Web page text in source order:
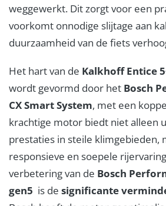
weggewerkt. Dit zorgt voor een
voorkomt onnodige slijtage aan
duurzaamheid van de fiets
Het hart van de Kalkhoff Entice
wordt gevormd door het Bosch
CX Smart System, met een
krachtige motor biedt niet alleen
prestaties in steile klimgebieden,
responsieve en soepele
verbetering van de Bosch
gen5 is de significante